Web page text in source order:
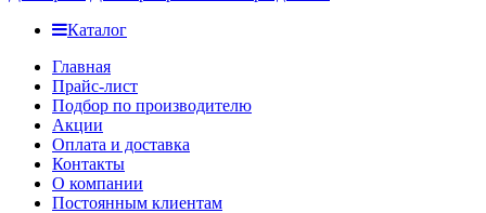
Каталог
Главная
Прайс-лист
Подбор по производителю
Акции
Оплата и доставка
Контакты
О компании
Постоянным клиентам